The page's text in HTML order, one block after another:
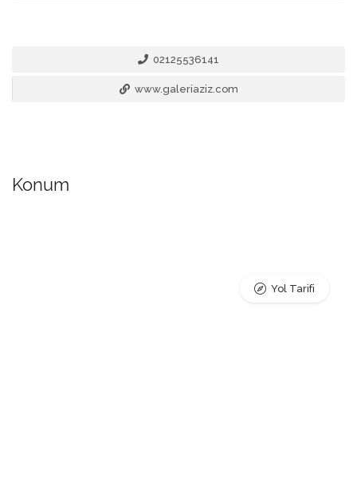
02125536141
www.galeriaziz.com
Konum
Yol Tarifi